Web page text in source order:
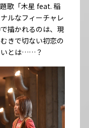
歌「木星 feat. 稲
ルなフィーチャレ
描かれるのは、現
きで切ない初恋の
いとは……？